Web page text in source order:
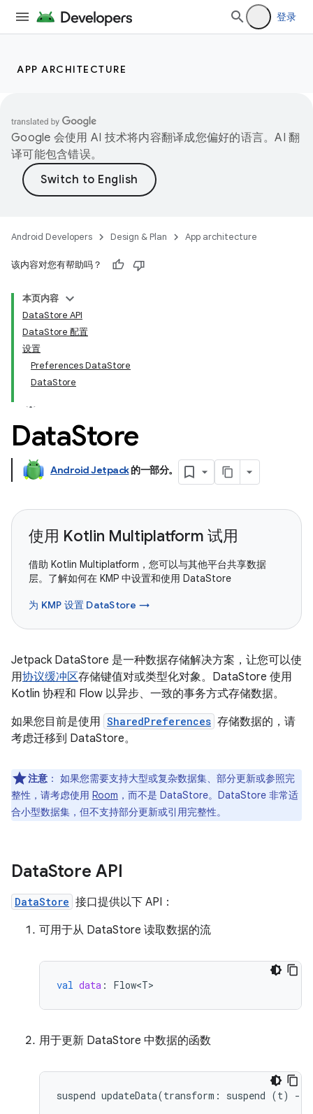
登录
APP ARCHITECTURE
Google 会使用 AI 技术将内容翻译成您偏好的语言。AI 翻
译可能包含错误。
Android Developers Design & Plan App architecture
该内容对您有帮助吗？
本页内容
DataStore API
DataStore 配置
设置
Preferences DataStore
DataStore
DataStore
Android Jetpack的一部分。
使用 Kotlin Multiplatform 试用
借助 Kotlin Multiplatform，您可以与其他平台共享数据
层。了解如何在 KMP 中设置和使用 DataStore
为 KMP 设置 DataStore →
Jetpack DataStore 是一种数据存储解决方案，让您可以使
用协议缓冲区存储键值对或类型化对象。DataStore 使用
Kotlin 协程和 Flow 以异步、一致的事务方式存储数据。
如果您目前是使用 SharedPreferences 存储数据的，请
考虑迁移到 DataStore。
注意 ： 如果您需要支持大型或复杂数据集、部分更新或参照完
整性，请考虑使用 Room ，而不是 DataStore。DataStore 非常适
合小型数据集，但不支持部分更新或引用完整性。
DataStore API
DataStore 接口提供以下 API：
可用于从 DataStore 读取数据的流
val data : Flow<T>
用于更新 DataStore 中数据的函数
suspend updateData(transform : suspend (t) -